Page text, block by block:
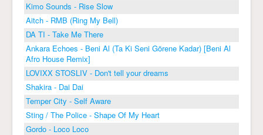
Kimo Sounds - Rise Slow
Aitch - RMB (Ring My Bell)
DA TI - Take Me There
Ankara Echoes - Beni Al (Ta Ki Seni Görene Kadar) [Beni Al
Afro House Remix]
LOVIXX STOSLIV - Don't tell your dreams
Shakira - Dai Dai
Temper City - Self Aware
Sting / The Police - Shape Of My Heart
Gordo - Loco Loco